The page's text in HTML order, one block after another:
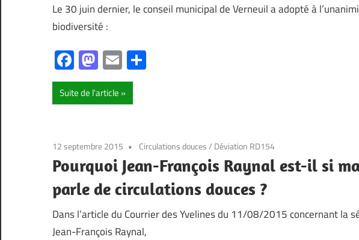
Le 30 juin dernier, le conseil municipal de Verneuil a adopté à
biodiversité :
Facebook
Mastodon
Email
Suite de l'article
12 septembre 2015 Circulations douces/ Déviation RD154
Pourquoi Jean-François Raynal est-il si
parle de circulations douces ?
Dans l’article du Courrier des Yvelines du 11/08/2015 concernant la
Jean-François Raynal,